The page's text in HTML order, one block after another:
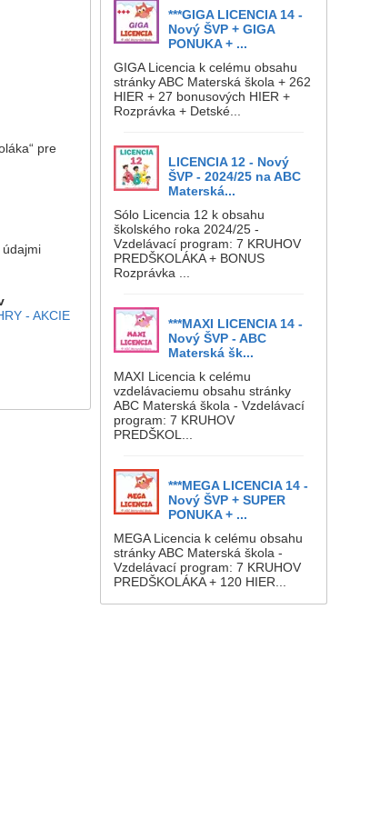
***GIGA LICENCIA 14 -
Nový ŠVP + GIGA
PONUKA + ...
GIGA Licencia k celému obsahu
stránky ABC Materská škola + 262
HIER + 27 bonusových HIER +
Rozprávka + Detské...
LICENCIA 12 - Nový
ŠVP - 2024/25 na ABC
Materská...
Sólo Licencia 12 k obsahu
školského roka 2024/25 -
Vzdelávací program: 7 KRUHOV
PREDŠKOLÁKA + BONUS
Rozprávka ...
***MAXI LICENCIA 14 -
Nový ŠVP - ABC
Materská šk...
MAXI Licencia k celému
vzdelávaciemu obsahu stránky
ABC Materská škola - Vzdelávací
program: 7 KRUHOV
PREDŠKOL...
***MEGA LICENCIA 14 -
Nový ŠVP + SUPER
PONUKA + ...
MEGA Licencia k celému obsahu
stránky ABC Materská škola -
Vzdelávací program: 7 KRUHOV
PREDŠKOLÁKA + 120 HIER...
pre
- AKCIE